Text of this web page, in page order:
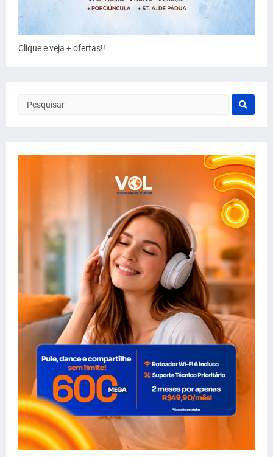
Clique e veja + ofertas!!